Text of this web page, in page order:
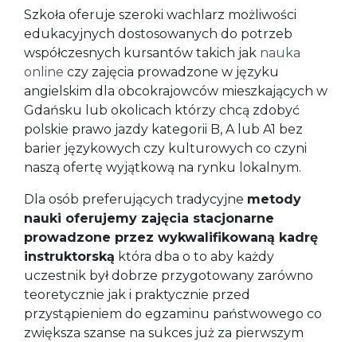
Szkoła oferuje szeroki wachlarz możliwości
edukacyjnych dostosowanych do potrzeb
współczesnych kursantów takich jak nauka
online czy zajęcia prowadzone w języku
angielskim dla obcokrajowców mieszkających w
Gdańsku lub okolicach którzy chcą zdobyć
polskie prawo jazdy kategorii B, A lub A1 bez
barier językowych czy kulturowych co czyni
naszą ofertę wyjątkową na rynku lokalnym.
Dla osób preferujących tradycyjne metody
nauki oferujemy zajęcia stacjonarne
prowadzone przez wykwalifikowaną kadrę
instruktorską która dba o to aby każdy
uczestnik był dobrze przygotowany zarówno
teoretycznie jak i praktycznie przed
przystąpieniem do egzaminu państwowego co
zwiększa szanse na sukces już za pierwszym